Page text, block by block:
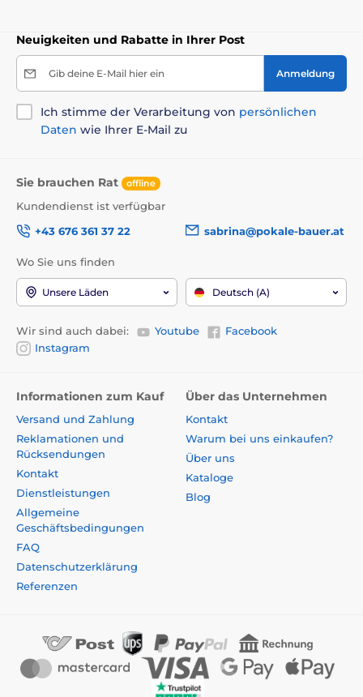
Neuigkeiten und Rabatte in Ihrer Post
Gib deine E-Mail hier ein Anmeldung
Ich stimme der Verarbeitung von persönlichen
Daten wie Ihrer E-Mail zu
Sie brauchen Rat offline
Kundendienst ist verfügbar
+43 676 361 37 22
sabrina@pokale-bauer.at
Wo Sie uns finden
Unsere Läden Deutsch (A)
Wir sind auch dabei: Youtube
Facebook
Instagram
Informationen zum Kauf
Versand und Zahlung
Reklamationen und
Rücksendungen
Kontakt
Dienstleistungen
Allgemeine
Geschäftsbedingungen
FAQ
Datenschutzerklärung
Referenzen
Über das Unternehmen
Kontakt
Warum bei uns einkaufen?
Über uns
Kataloge
Blog